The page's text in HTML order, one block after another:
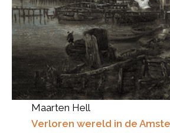
Maarten Hell
Verloren wereld in de